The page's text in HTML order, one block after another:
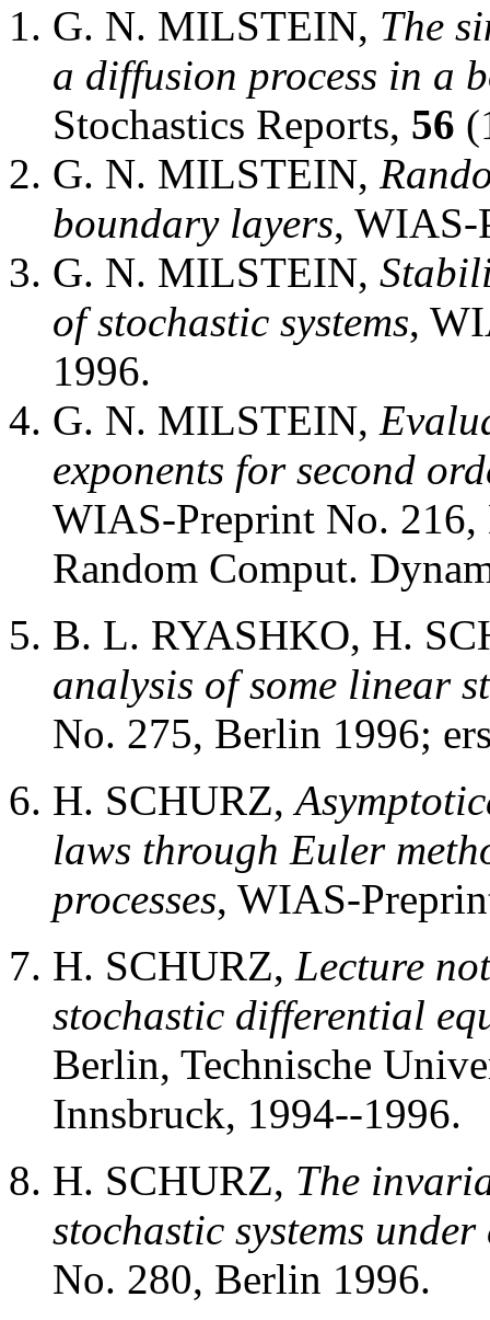
G. N. MILSTEIN, The
a diffusion process in a
Stochastics Reports, 56
G. N. MILSTEIN,
boundary layers, WIAS-
G. N. MILSTEIN,
of stochastic systems,
1996.
G. N. MILSTEIN,
exponents for second
WIAS-Preprint No.
Random Comput.
B. L. RYASHKO, H.
analysis of some linear
No. 275, Berlin 1996;
H. SCHURZ,
laws through Euler
processes, WIAS-
H. SCHURZ, Lecture
stochastic differential
Berlin, Technische
Innsbruck, 1994--1996.
H. SCHURZ, The
stochastic systems
No. 280, Berlin 1996.